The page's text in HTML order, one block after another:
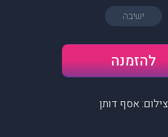
ישיבה
להזמנה
צילום: אסף דותן